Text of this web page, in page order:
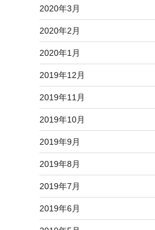
2020年3月
2020年2月
2020年1月
2019年12月
2019年11月
2019年10月
2019年9月
2019年8月
2019年7月
2019年6月